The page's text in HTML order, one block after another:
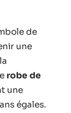
de
une
robe de
une
égales.